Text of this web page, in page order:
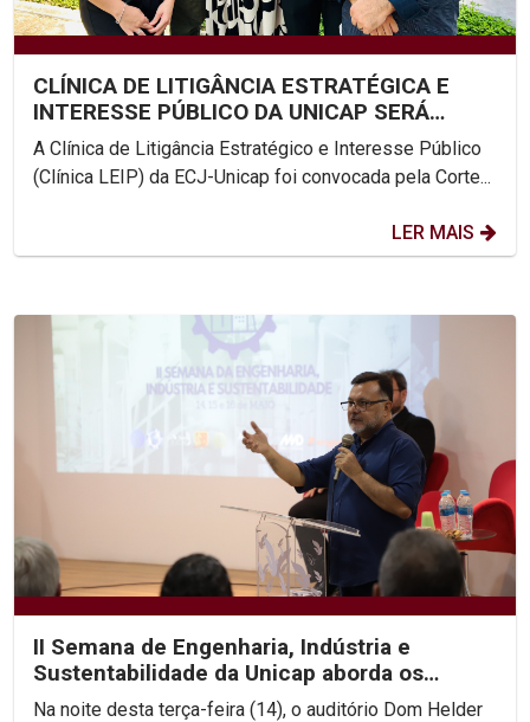
CLÍNICA DE LITIGÂNCIA ESTRATÉGICA E
INTERESSE PÚBLICO DA UNICAP SERÁ
AMICUS CURIAE NA AUDIÊNCIA...
A Clínica de Litigância Estratégico e Interesse Público
(Clínica LEIP) da ECJ-Unicap foi convocada pela Corte...
LER MAIS
II Semana de Engenharia, Indústria e
Sustentabilidade da Unicap aborda os
desafios da Engenharia...
Na noite desta terça-feira (14), o auditório Dom Helder